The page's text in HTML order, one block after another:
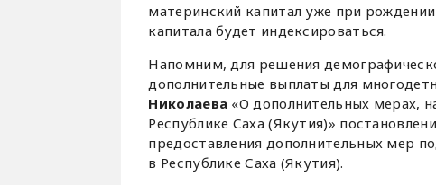
материнский капитал уже при
капитала будет индексироваться.
Напомним, для решения
дополнительные выплаты для
Николаева «О дополнительных мерах,
Республике Саха (Якутия)»
предоставления дополнительных мер
в Республике Саха (Якутия).